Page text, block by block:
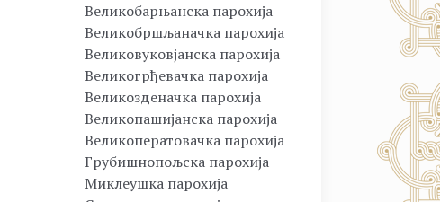
Великобарњанска парохија
Великобршљаначка парохија
Великовуковјанска парохија
Великогрђевачка парохија
Великозденачка парохија
Великопашијанска парохија
Великоператовачка парохија
Грубишнопољска парохија
Миклеушка парохија